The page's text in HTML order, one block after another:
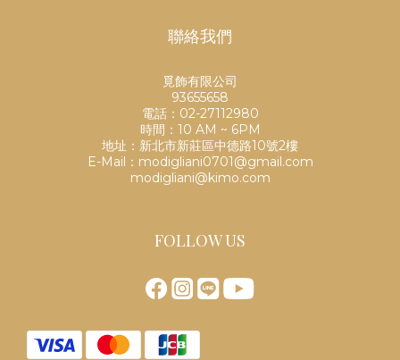
聯絡我們
覓飾有限公司
93655658
電話：02-27112980
時間：10 AM ~ 6PM
地址：新北市新莊區中德路10號2樓
E-Mail：modigliani0701@gmail.com
modigliani@kimo.com
FOLLOW US